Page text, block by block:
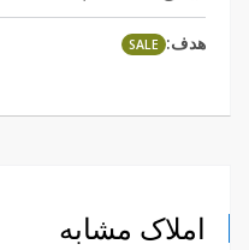
هدف: SALE
املاک مشابه